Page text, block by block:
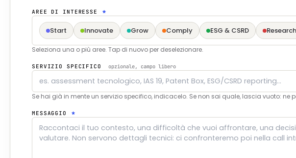
AREE DI INTERESSE *
Start Innovate Grow Comply ESG & CSRD Research
Seleziona una o più aree. Tap di nuovo per deselezionare.
SERVIZIO SPECIFICO opzionale, campo libero
Se hai già in mente un servizio specifico, indicacelo. Se non sai quale, lascia vuoto: ne
MESSAGGIO *